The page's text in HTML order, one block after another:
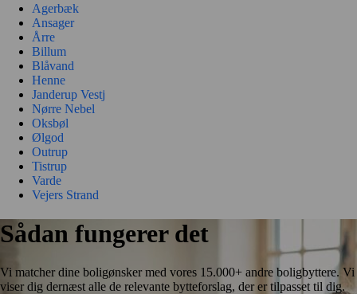
Agerbæk
Ansager
Årre
Billum
Blåvand
Henne
Janderup Vestj
Nørre Nebel
Oksbøl
Ølgod
Outrup
Tistrup
Varde
Vejers Strand
Sådan fungerer det
Vi matcher dine boligønsker med vores 15.000+ andre boligbyttere. Vi
viser dig dernæst alle de relevante bytteforslag, der er tilpasset til dig.